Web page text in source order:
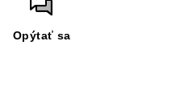
Opýtať sa